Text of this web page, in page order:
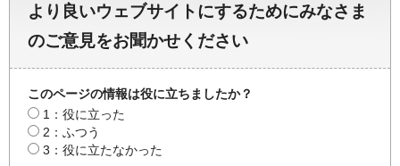
より良いウェブサイトにするためにみなさま
のご意見をお聞かせください
このページの情報は役に立ちましたか？
1：役に立った
2：ふつう
3：役に立たなかった